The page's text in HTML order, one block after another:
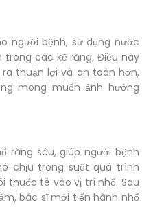
người bệnh, sử dụng nước
trong các kẽ răng. Điều này
thuận lợi và an toàn hơn,
mong muốn ảnh hưởng
răng sâu, giúp người bệnh
chịu trong suốt quá trình
thuốc tê vào vị trí nhổ. Sau
bác sĩ mới tiến hành nhổ